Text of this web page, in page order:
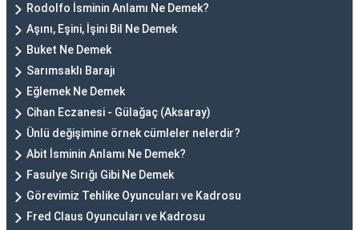
Rodolfo İsminin Anlamı Ne Demek?
Aşını, Eşini, İşini Bil Ne Demek
Buket Ne Demek
Sarımsaklı Barajı
Eğlemek Ne Demek
Cihan Eczanesi - Gülağaç (Aksaray)
Ünlü değişimine örnek cümleler nelerdir?
Abit İsminin Anlamı Ne Demek?
Fasulye Sırığı Gibi Ne Demek
Görevimiz Tehlike Oyuncuları ve Kadrosu
Fred Claus Oyuncuları ve Kadrosu